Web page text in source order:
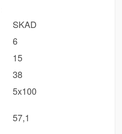
SKAD
6
15
38
5x100
57,1